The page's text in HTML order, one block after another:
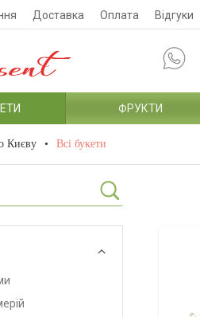
Доставка Оплата Відгуки
ФРУКТИ
Києву Всі букети